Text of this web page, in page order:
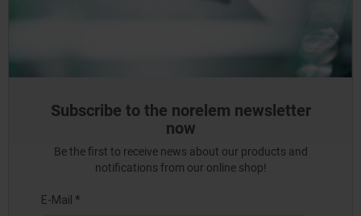
Subscribe to the norelem newsletter
now
Be the first to receive news about our products and
notifications from our online shop!